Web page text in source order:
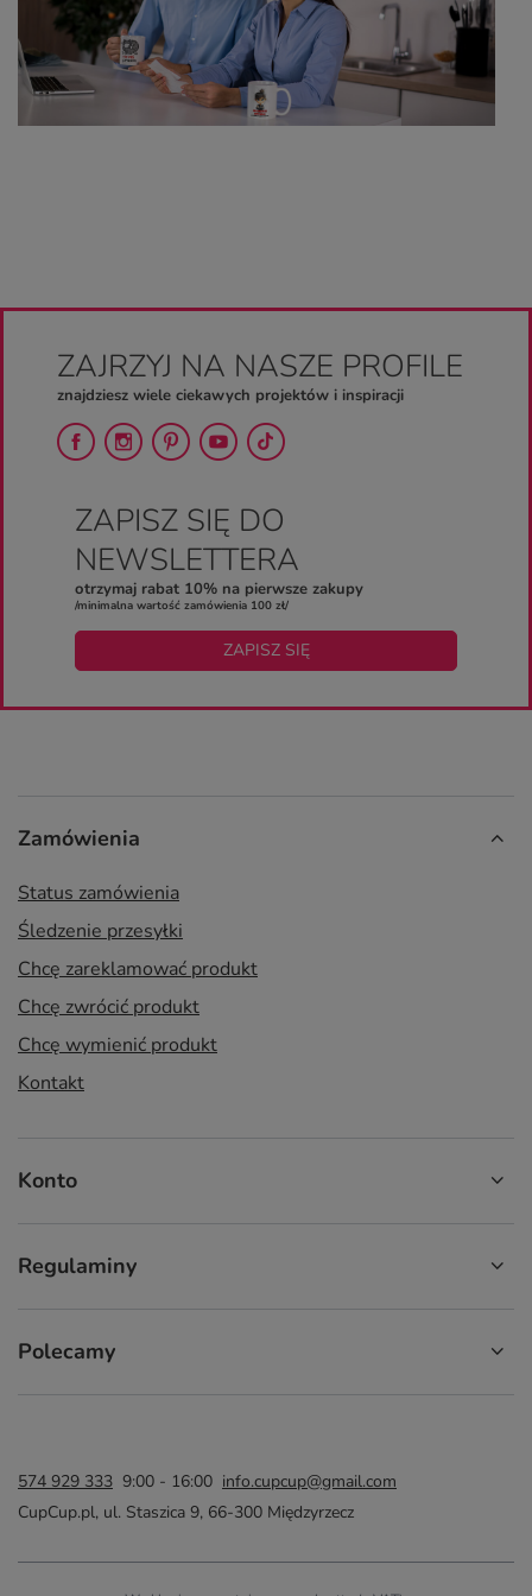
ZAJRZYJ NA NASZE PROFILE
znajdziesz wiele ciekawych projektów i inspiracji
ZAPISZ SIĘ DO
NEWSLETTERA
otrzymaj rabat 10% na pierwsze zakupy
/minimalna wartość zamówienia 100 zł/
ZAPISZ SIĘ
Zamówienia
Status zamówienia
Śledzenie przesyłki
Chcę zareklamować produkt
Chcę zwrócić produkt
Chcę wymienić produkt
Kontakt
Konto
Regulaminy
Polecamy
574 929 333 9:00 - 16:00 info.cupcup@gmail.com
CupCup.pl, ul. Staszica 9, 66-300 Międzyrzecz